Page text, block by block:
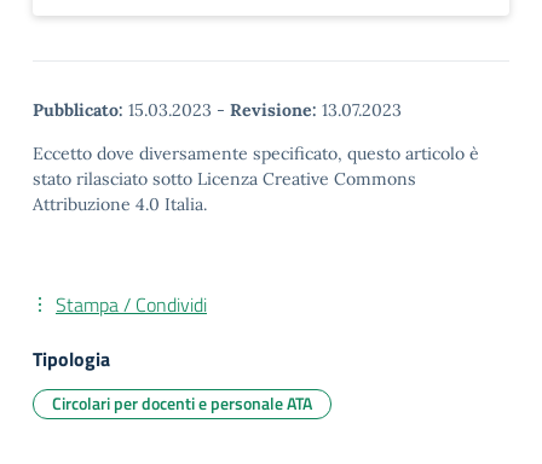
Pubblicato: 15.03.2023 - Revisione: 13.07.2023
Eccetto dove diversamente specificato, questo articolo è
stato rilasciato sotto Licenza Creative Commons
Attribuzione 4.0 Italia.
Stampa / Condividi
Tipologia
Circolari per docenti e personale ATA